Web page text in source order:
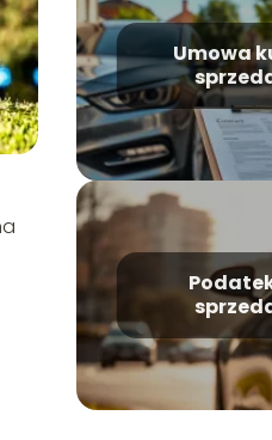
Umowa
niemiecka:
musisz